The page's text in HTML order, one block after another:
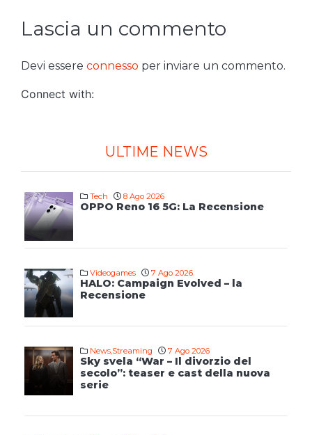
Lascia un commento
Devi essere connesso per inviare un commento.
Connect with:
ULTIME NEWS
Tech 8 Ago 2026
OPPO Reno 16 5G: La Recensione
Videogames 7 Ago 2026
HALO: Campaign Evolved – la
Recensione
News,Streaming 7 Ago 2026
Sky svela “War – Il divorzio del
secolo”: teaser e cast della nuova
serie